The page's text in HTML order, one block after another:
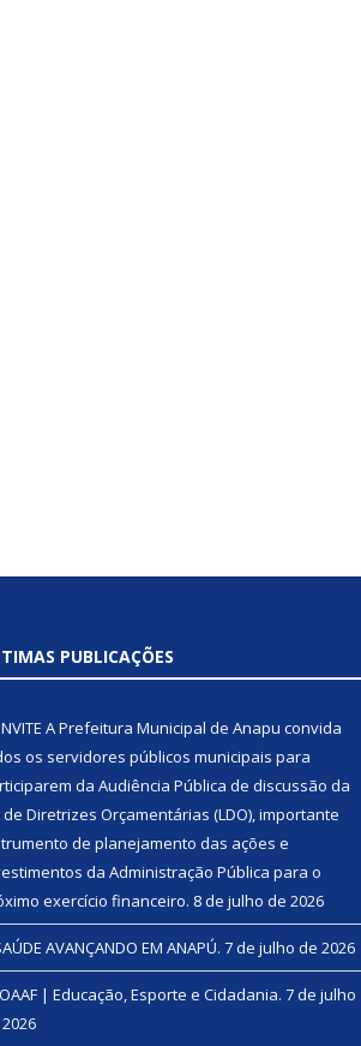
PUBLICAÇÕES
A Prefeitura Municipal de Anapu convida
os servidores públicos municipais para
da Audiência Pública de discussão da
de Diretrizes Orçamentárias (LDO), importante
de planejamento das ações e
da Administração Pública para o
exercício financeiro. 8 de julho de 2026
AVANÇANDO EM ANAPÚ. 7 de julho de 2026
| Educação, Esporte e Cidadania. 7 de julho